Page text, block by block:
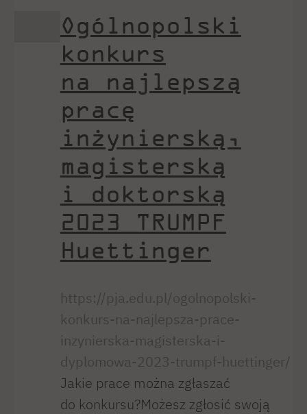
Ogólnopolski
konkurs
na najlepszą
pracę
inżynierską,
magisterską
i doktorską
2023 TRUMPF
Huettinger
https://pja.edu.pl/ogolnopolski-
konkurs-na-najlepsza-prace-
inzynierska-magisterska-i-
dyplomowa-2023-trumpf-huettinger/
Jakie prace można zgłaszać
do konkursu?Możesz zgłosić swoją